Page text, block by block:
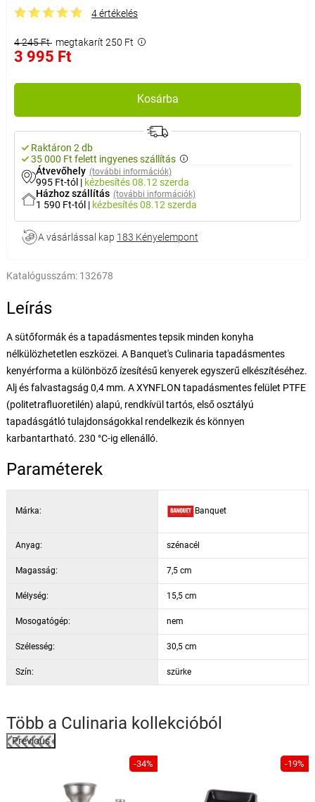
4 értékelés
4 245 Ft megtakarít 250 Ft
3 995 Ft
Kosárba
Raktáron 2 db
35 000 Ft felett ingyenes szállítás
Átvevőhely (további információk)
995 Ft-tól | kézbesítés08.12 szerda
Házhoz szállítás (további információk)
1 590 Ft-tól | kézbesítés08.12 szerda
A vásárlással kap 183 Kényelempont
Katalógusszám: 132678
Leírás
A sütőformák és a tapadásmentes tepsik minden konyha
nélkülözhetetlen eszközei. A Banquet's Culinaria tapadásmentes
kenyérforma a különböző ízesítésű kenyerek egyszerű elkészítéséhez.
Alj és falvastagság 0,4 mm. A XYNFLON tapadásmentes felület PTFE
(politetrafluoretilén) alapú, rendkívül tartós, első osztályú
tapadásgátló tulajdonságokkal rendelkezik és könnyen
karbantartható. 230 °C-ig ellenálló.
Paraméterek
Márka: Banquet
Anyag: szénacél
Magasság: 7,5 cm
Mélység: 15,5 cm
Mosogatógép: nem
Szélesség: 30,5 cm
Szín: szürke
Több a Culinaria kollekcióból
Previous
-34% -19%